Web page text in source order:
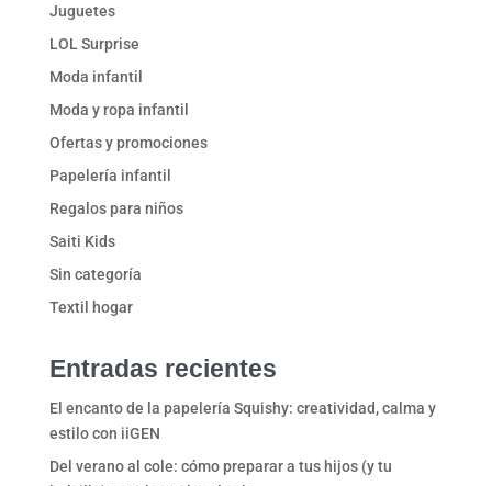
Juguetes
LOL Surprise
Moda infantil
Moda y ropa infantil
Ofertas y promociones
Papelería infantil
Regalos para niños
Saiti Kids
Sin categoría
Textil hogar
Entradas recientes
El encanto de la papelería Squishy: creatividad, calma y
estilo con iiGEN
Del verano al cole: cómo preparar a tus hijos (y tu